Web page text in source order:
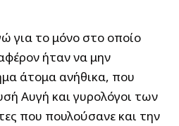
για το μόνο στο οποίο
ήταν να μην
άτομα ανήθικα, που
Αυγή και γυρολόγοι των
που πουλούσανε και την